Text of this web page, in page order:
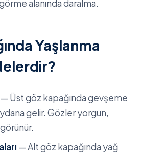
alanında daralma.
Yaşlanma
— Üst göz kapağında gevşeme
gelir. Gözler yorgun,
— Alt göz kapağında yağ